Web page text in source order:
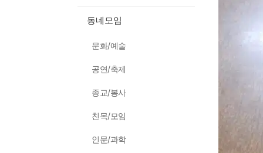
동네모임
문화/예술
공연/축제
종교/봉사
친목/모임
인문/과학